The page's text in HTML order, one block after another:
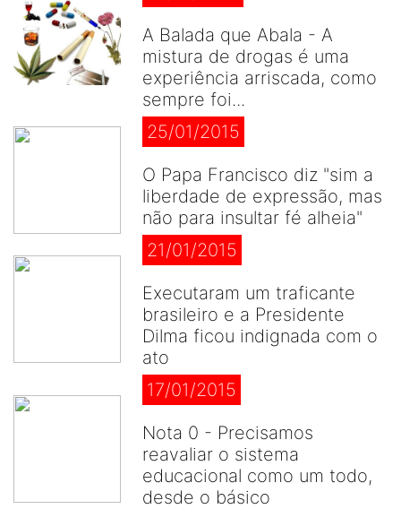
A Balada que Abala - A
mistura de drogas é uma
experiência arriscada, como
sempre foi...
25/01/2015
O Papa Francisco diz "sim a
liberdade de expressão, mas
não para insultar fé alheia"
21/01/2015
Executaram um traficante
brasileiro e a Presidente
Dilma ficou indignada com o
ato
17/01/2015
Nota 0 - Precisamos
reavaliar o sistema
educacional como um todo,
desde o básico